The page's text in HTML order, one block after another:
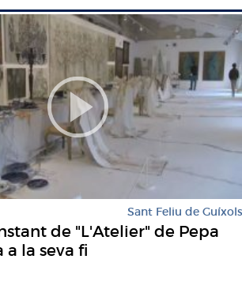
Sant Feliu de Guíxols
de "L'Atelier" de Pepa
a la seva fi